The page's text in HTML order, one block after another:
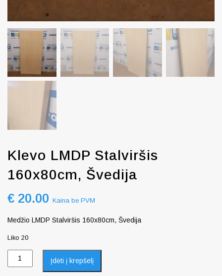
Klevo LMDP Stalviršis
160x80cm, Švedija
€ 20.00 Kaina be PVM
Medžio LMDP Stalviršis 160x80cm, Švedija
Liko 20
Įdėti į krepšelį